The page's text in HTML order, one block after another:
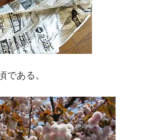
である。